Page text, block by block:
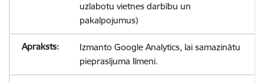
uzlabotu vietnes darbību un
pakalpojumus)
Izmanto Google Analytics, lai samazinātu
pieprasījuma līmeni.